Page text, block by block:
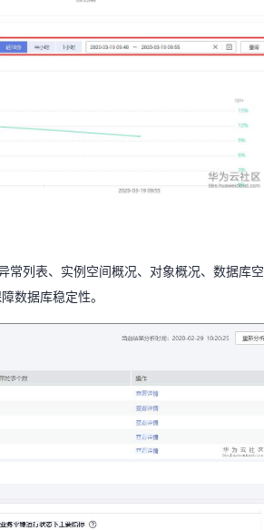
常列表、实例空间概况、对象概况、数据库空
数据库稳定性。